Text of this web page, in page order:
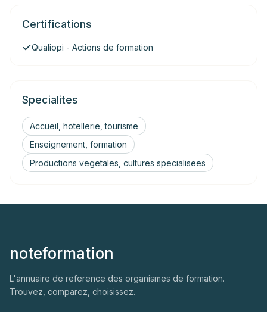
Certifications
Qualiopi - Actions de formation
Specialites
Accueil, hotellerie, tourisme
Enseignement, formation
Productions vegetales, cultures specialisees
noteformation
L'annuaire de reference des organismes de formation.
Trouvez, comparez, choisissez.